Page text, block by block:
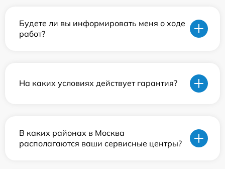
Будете ли вы информировать меня о ходе
работ?
На каких условиях действует гарантия?
В каких районах в Москва
располагаются ваши сервисные центры?